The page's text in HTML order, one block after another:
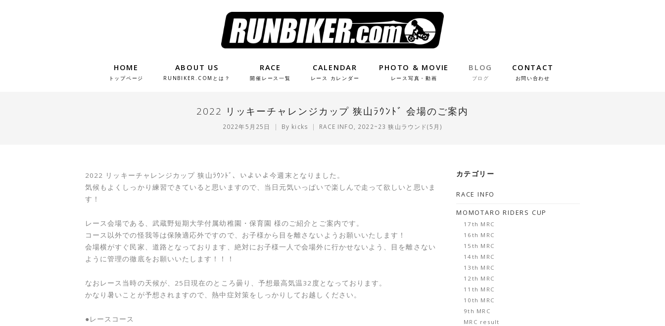
HOME
トップページ
ABOUT US
RUNBIKER.COMとは？
RACE
開催レース一覧
CALENDAR
レース カレンダー
PHOTO & MOVIE
レース写真・動画
BLOG
ブログ
CONTACT
お問い合わせ
2022 リッキーチャレンジカップ 狭山ﾗｳﾝﾄﾞ 会場のご案内
2022年5月25日 By kicks RACE INFO 2022~23 狭山ラウンド(5月)
2022 リッキーチャレンジカップ 狭山ﾗｳﾝﾄﾞ、いよいよ今週末となりました。
気候もよくしっかり練習できていると思いますので、当日元気いっぱいで楽しんで走って欲しいと思いま
す！
レース会場である、武蔵野短期大学付属幼稚園・保育園 様のご紹介とご案内です。
コース以外での怪我等は保険適応外ですので、お子様から目を離さないようお願いいたします！
会場横がすぐ民家、道路となっております、絶対にお子様一人で会場外に行かせないよう、目を離さない
ように管理の徹底をお願いいたします！！！
なおレース当時の天候が、25日現在のところ曇り、予想最高気温32度となっております。
かなり暑いことが予想されますので、熱中症対策をしっかりしてお越しください。
●レースコース
カテゴリー
RACE INFO
MOMOTARO RIDERS CUP
17th MRC
16th MRC
15th MRC
14th MRC
13th MRC
12th MRC
11th MRC
10th MRC
9th MRC
MRC result